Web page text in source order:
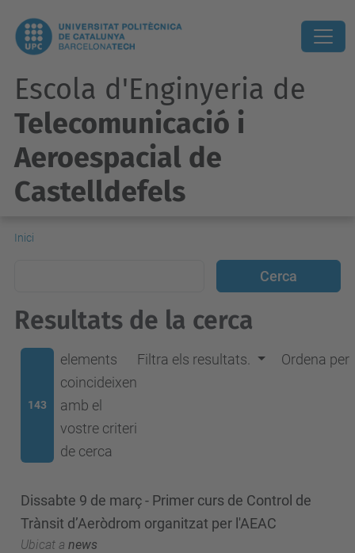
Escola d'Enginyeria de
Telecomunicació i
Aeroespacial de
Castelldefels
Inici
Resultats de la cerca
143
elements
coincideixen
amb el
vostre criteri
de cerca
Filtra els resultats. Ordena per
Dissabte 9 de març - Primer curs de Control de
Trànsit d’Aeròdrom organitzat per l'AEAC
Ubicat a news